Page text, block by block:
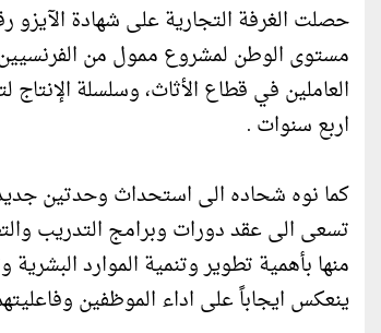
مستوى الوطن لمشروع ممول من
العاملين في قطاع الأثاث، وسلسلة
اربع سنوات .
كما نوه شحاده الى استحداث وحدتين
تسعى الى عقد دورات وبرامج التدريب
منها بأهمية تطوير وتنمية الموارد
ينعكس ايجاباً على اداء الموظفين